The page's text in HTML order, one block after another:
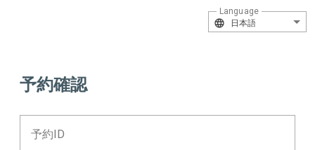
日本語
Language
予約確認
予約ID